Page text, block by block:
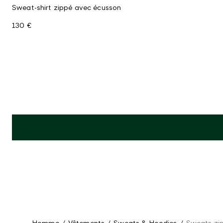
Sweat-shirt zippé avec écusson
130 €